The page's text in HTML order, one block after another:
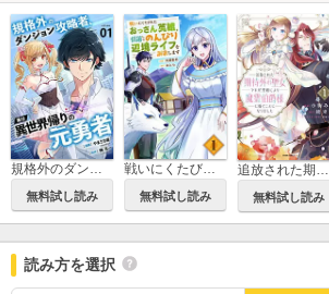
規格外のダンジョン攻略者、実は異世界帰りの元勇者【電子単行本版】
無料試し読み
戦いにくたびれたおっさん英雄、引退してのんびり辺境ライフを謳歌します【電子単行本版】
無料試し読み
追放された期待外れ聖女ですが、聖婚により魔霊伯爵様に嫁ぐことになりました【単行本版】
無料試し読み
読み方を選択